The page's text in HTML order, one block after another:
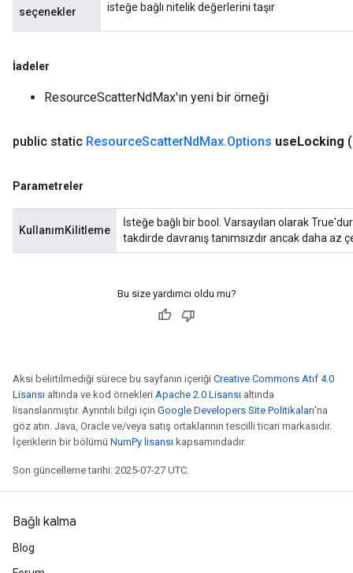
seçenekler isteğe bağlı nitelik değerlerini taşır
İadeler
ResourceScatterNdMax'ın yeni bir örneği
public static ResourceScatterNdMax.Options useLocking
Parametreler
KullanımKilitleme
İsteğe bağlı bir bool. Varsayılan olarak
takdirde davranış tanımsızdır ancak daha az
Bu size yardımcı oldu mu?
Aksi belirtilmediği sürece bu sayfanın içeriği Creative Commons Atıf 4.0
Lisansı altında ve kod örnekleri Apache 2.0 Lisansı altında
lisanslanmıştır. Ayrıntılı bilgi için Google Developers Site Politikaları'na
göz atın. Java, Oracle ve/veya satış ortaklarının tescilli ticari markasıdır.
İçeriklerin bir bölümü NumPy lisansı kapsamındadır.
Son güncelleme tarihi: 2025-07-27 UTC.
Bağlı kalma
Blog